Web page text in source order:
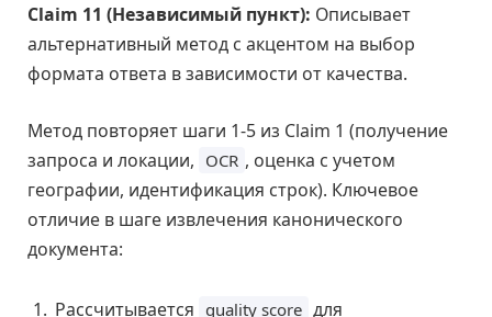
Claim 11 (Независимый пункт): Описывает
альтернативный метод с акцентом на выбор
формата ответа в зависимости от качества.
Метод повторяет шаги 1-5 из Claim 1 (получение
запроса и локации, OCR , оценка с учетом
географии, идентификация строк). Ключевое
отличие в шаге извлечения канонического
документа:
Рассчитывается quality score для